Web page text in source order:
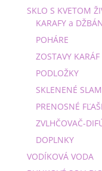
SKLO S KVETOM
KARAFY a
POHÁRE
ZOSTAVY KARÁF
PODLOŽKY
SKLENENÉ
PRENOSNÉ
ZVLHČOVAČ-
DOPLNKY
VODÍKOVÁ VODA